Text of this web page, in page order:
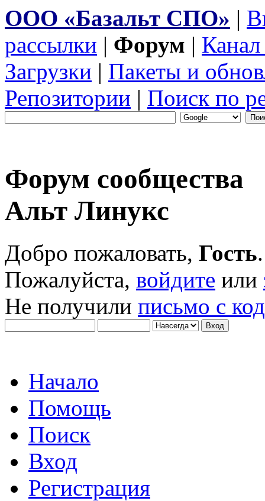
ООО «Базальт СПО» |
рассылки | Форум |
Загрузки | Пакеты и
Репозитории | Поиск по
Форум сообщества
Альт Линукс
Добро пожаловать, Гость.
Пожалуйста, войдите или
Не получили письмо с
Начало
Помощь
Поиск
Вход
Регистрация